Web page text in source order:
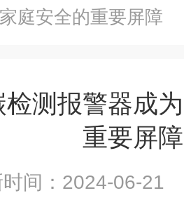
庭安全的重要屏障
测报警器成
重要屏障
时间：2024-06-